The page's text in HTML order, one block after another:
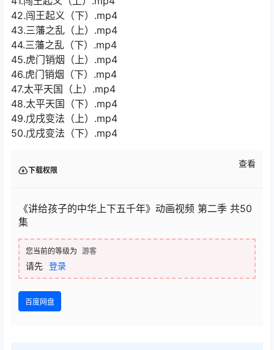
42.闯王起义（下）.mp4
43.三藩之乱（上）.mp4
44.三藩之乱（下）.mp4
45.虎门销烟（上）.mp4
46.虎门销烟（下）.mp4
47.太平天国（上）.mp4
48.太平天国（下）.mp4
49.戊戌变法（上）.mp4
50.戊戌变法（下）.mp4
下载权限
查看
《讲给孩子的中华上下五千年》动画视频 第二季 共50
集
您当前的等级为 游客
请先 登录
百度网盘